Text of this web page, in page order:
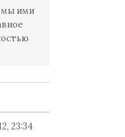
мы ими
23:34